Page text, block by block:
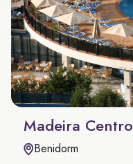
Madeira Centro
Benidorm